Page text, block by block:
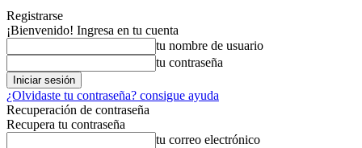
Registrarse
¡Bienvenido! Ingresa en tu cuenta
tu nombre de usuario
tu contraseña
¿Olvidaste tu contraseña? consigue ayuda
Recuperación de contraseña
Recupera tu contraseña
tu correo electrónico